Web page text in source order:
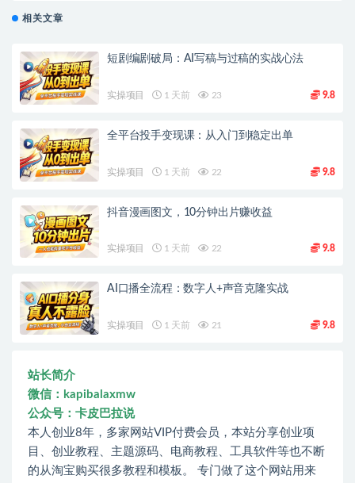
相关文章
短剧编剧破局：AI写稿与过稿的实战心法
实操项目 1 天前 23 9.8
全平台投手变现课：从入门到稳定出单
实操项目 1 天前 22 9.8
抖音漫画图文，10分钟出片赚收益
实操项目 1 天前 22 9.8
AI口播全流程：数字人+声音克隆实战
实操项目 1 天前 21 9.8
站长简介
微信：kapibalaxmw
公众号：卡皮巴拉说
本人创业8年，多家网站VIP付费会员，本站分享创业项
目、创业教程、主题源码、电商教程、工具软件等也不断
的从淘宝购买很多教程和模板。 专门做了这个网站用来